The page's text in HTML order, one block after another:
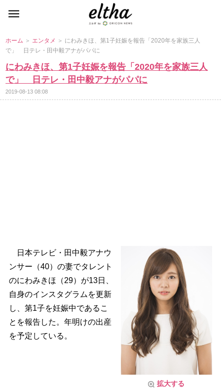
ホーム ＞ エンタメ ＞ にわみきほ、第1子妊娠を報告「2020年を家族三人
で」 日テレ・田中毅アナがパパに
にわみきほ、第1子妊娠を報告「2020年を家族三人
で」 日テレ・田中毅アナがパパに
2019-08-13 08:08
拡大する
日本テレビ・田中毅アナウ
ンサー（40）の妻でタレント
のにわみきほ（29）が13日、
自身のインスタグラムを更新
し、第1子を妊娠中であるこ
とを報告した。年明けの出産
を予定している。